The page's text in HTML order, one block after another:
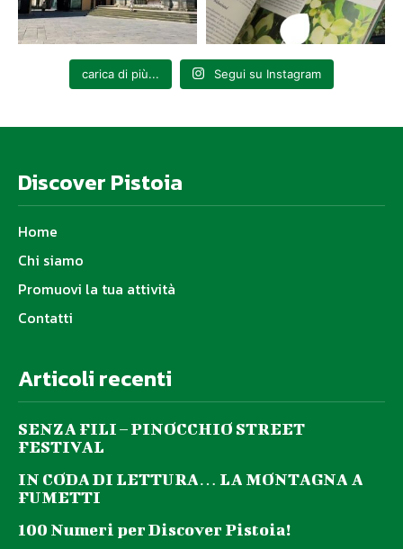
carica di più... Segui su Instagram
Discover Pistoia
Home
Chi siamo
Promuovi la tua attività
Contatti
Articoli recenti
SENZA FILI – PINOCCHIO STREET
FESTIVAL
IN CODA DI LETTURA… LA MONTAGNA A
FUMETTI
100 Numeri per Discover Pistoia!